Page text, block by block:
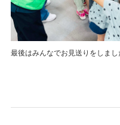
最後はみんなでお見送りをしまし